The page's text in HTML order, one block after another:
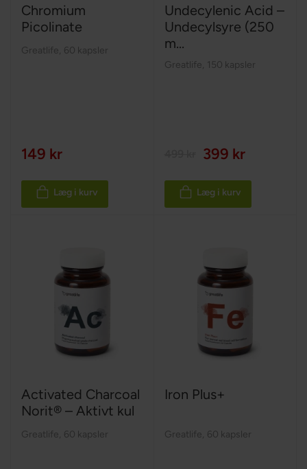
Chromium
Picolinate
Greatlife 60 kapsler
149 kr
Læg i kurv
Undecylenic Acid –
Undecylsyre (250
m...
Greatlife 150 kapsler
399 kr
Læg i kurv
Activated Charcoal
Norit® – Aktivt kul
Greatlife 60 kapsler
Iron Plus+
Greatlife 60 kapsler